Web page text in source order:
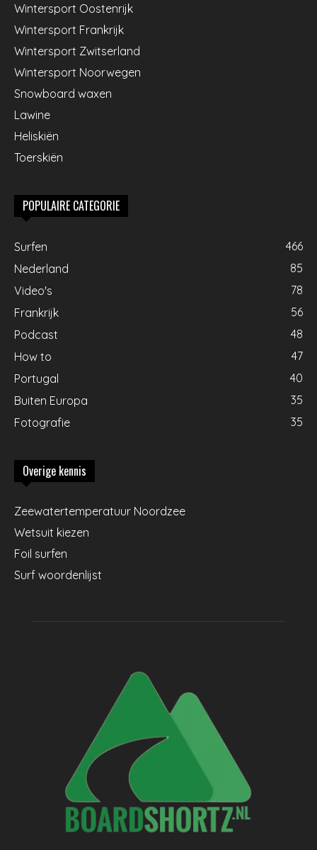
Wintersport Oostenrijk
Wintersport Frankrijk
Wintersport Zwitserland
Wintersport Noorwegen
Snowboard waxen
Lawine
Heliskiën
Toerskiën
POPULAIRE CATEGORIE
Surfen
466
Nederland
85
Video's
78
Frankrijk
56
Podcast
48
How to
47
Portugal
40
Buiten Europa
35
Fotografie
35
Overige kennis
Zeewatertemperatuur Noordzee
Wetsuit kiezen
Foil surfen
Surf woordenlijst